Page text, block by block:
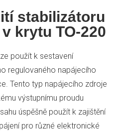
stabilizátoru
krytu TO-220
použít k sestavení
regulovaného napájecího
Tento typ napájecího zdroje
výstupnímu proudu
úspěšně použít k zajištění
pro různé elektronické